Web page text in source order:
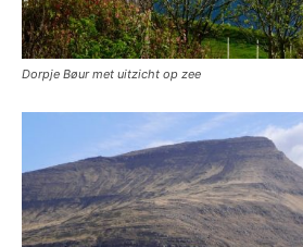
Dorpje Bøur met uitzicht op zee